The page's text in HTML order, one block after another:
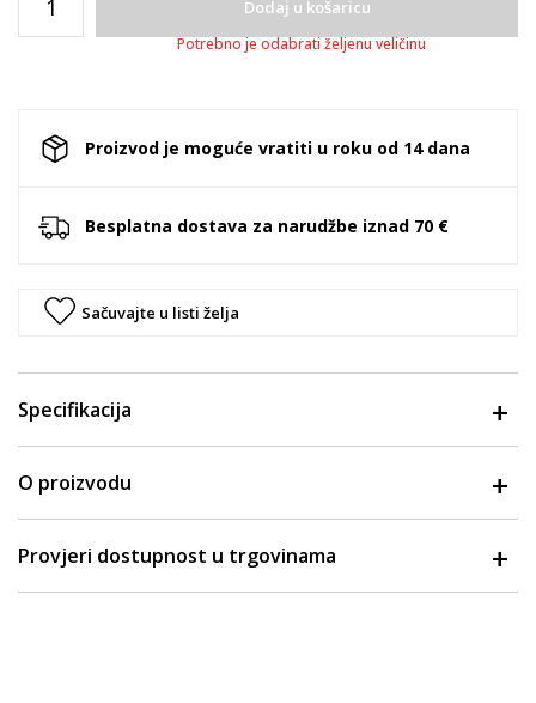
Dodaj u košaricu
Potrebno je odabrati željenu veličinu
Proizvod je moguće vratiti u roku od 14 dana
Besplatna dostava za narudžbe iznad 70 €
Sačuvajte u listi želja
Specifikacija
O proizvodu
Provjeri dostupnost u trgovinama